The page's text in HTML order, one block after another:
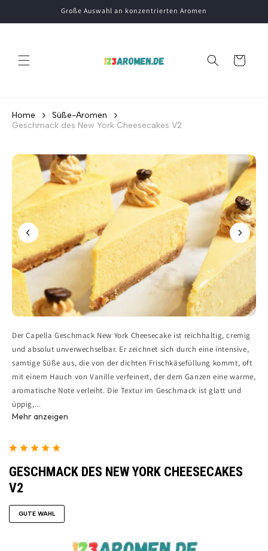
Inhalt
Große Auswahl an konzentrierten Aromen
Warenkorb
Home
Süße-Aromen
Geschmack des New York Cheesecakes V2
Der Capella Geschmack New York Cheesecake ist reichhaltig, cremig
und absolut unverwechselbar. Er zeichnet sich durch eine intensive,
samtige Süße aus, die von der dichten Frischkäsefüllung kommt, oft
mit einem Hauch von Vanille verfeinert, der dem Ganzen eine warme,
aromatische Note verleiht. Die Textur im Geschmack ist glatt und
üppig,...
Mehr anzeigen
GESCHMACK DES NEW YORK CHEESECAKES
V2
GUTE WAHL